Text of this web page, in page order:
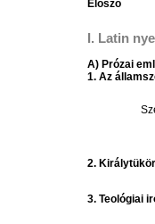
Előszó
I. Latin
A) Prózai
1. Az
2. Királytükör
3. Teológiai